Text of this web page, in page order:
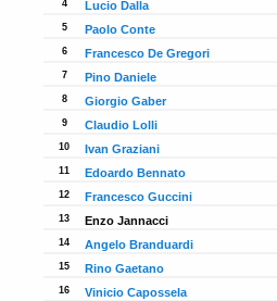
223
4
Lucio Dalla
210
5
Paolo Conte
154
6
Francesco De Gregori
150
7
Pino Daniele
119
8
Giorgio Gaber
116
9
Claudio Lolli
113
10
Ivan Graziani
97
11
Edoardo Bennato
96
12
Francesco Guccini
90
13
Enzo Jannacci
86
14
Angelo Branduardi
73
15
Rino Gaetano
71
16
Vinicio Capossela